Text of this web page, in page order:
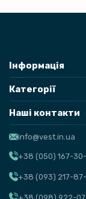
Інформація
Категорії
Наші контакти
info@vest.in.ua
+38 (050) 167-
+38 (093) 217-
+38 (098) 922-